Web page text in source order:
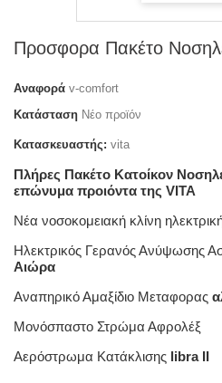
Προσφορα Πακέτο
Αναφορά v-comfort
Κατάσταση Νέο προϊόν
Κατασκευαστής: vita
Πλήρες Πακέτο Κατοίκον
επώνυμα προιόντα της VITA
Νέα νοσοκομειακή κλίνη
Ηλεκτρικός Γερανός Ανύψωσης
Αιώρα
Αναπηρικό Αμαξίδιο Μεταφορας
Μονόσπαστο Στρώμα Αφρολέξ
Αερόστρωμα Κατάκλισης libra II